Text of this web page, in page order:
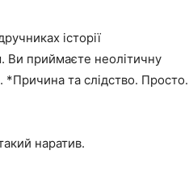
історії
Ви приймаєте неолітичну
*Причина та слідство. Просто.
наратив.